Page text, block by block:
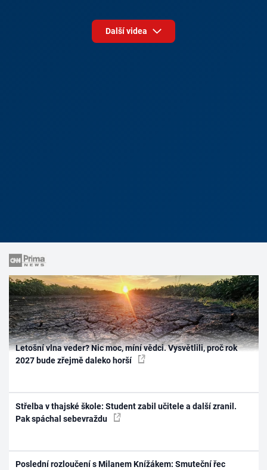
Další videa
Letošní vlna veder? Nic moc, míní vědci. Vysvětlili, proč rok
2027 bude zřejmě daleko horší
Střelba v thajské škole: Student zabil učitele a další zranil.
Pak spáchal sebevraždu
Poslední rozloučení s Milanem Knížákem: Smuteční řec